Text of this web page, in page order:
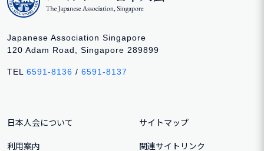
Japanese Association Singapore
120 Adam Road, Singapore 289899
TEL 6591-8136 / 6591-8137
日本人会について
利用案内
サイトマップ
関連サイトリンク